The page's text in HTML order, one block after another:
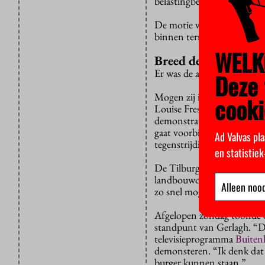
De motie vraagt het
binnen termijnen van 2, 5
Breed debat
Er was de afgelopen
Mogen zij in toga de A12
Louise Fresco in haar
demonstraties gaat waar
gaat voorbij aan
tegenstrijdig.”
De Tilburgse
landbouwopleiding heeft,
zo snel mogelijk moeten
Afgelopen zondag
standpunt van Gerlagh.
televisieprogramma
demonsteren. “Ik denk
Ad Valvas
en
Alleen